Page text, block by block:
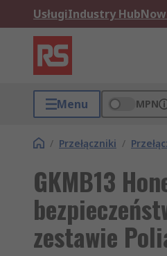
UsługiIndustry Hub
Menu MPN
/ Przełączniki /
GKMB13
zestawie